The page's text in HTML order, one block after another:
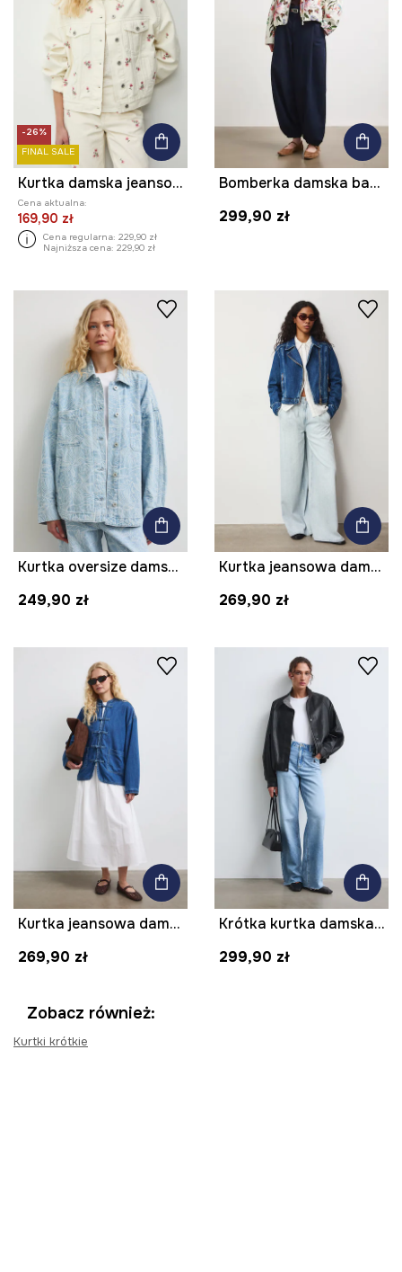
-26%
FINAL SALE
Kurtka damska jeansowa
Cena aktualna:
169,90 zł
Cena regularna: 229,90 zł
Najniższa cena: 229,90 zł
Bomberka damska bawełniana w kwiaty
299,90 zł
Kurtka oversize damska jeansowa z haftami
249,90 zł
Kurtka jeansowa damska bawełniana
269,90 zł
Kurtka jeansowa damska gładka
269,90 zł
Krótka kurtka damska z imitacji skóry
299,90 zł
Zobacz również:
Kurtki krótkie